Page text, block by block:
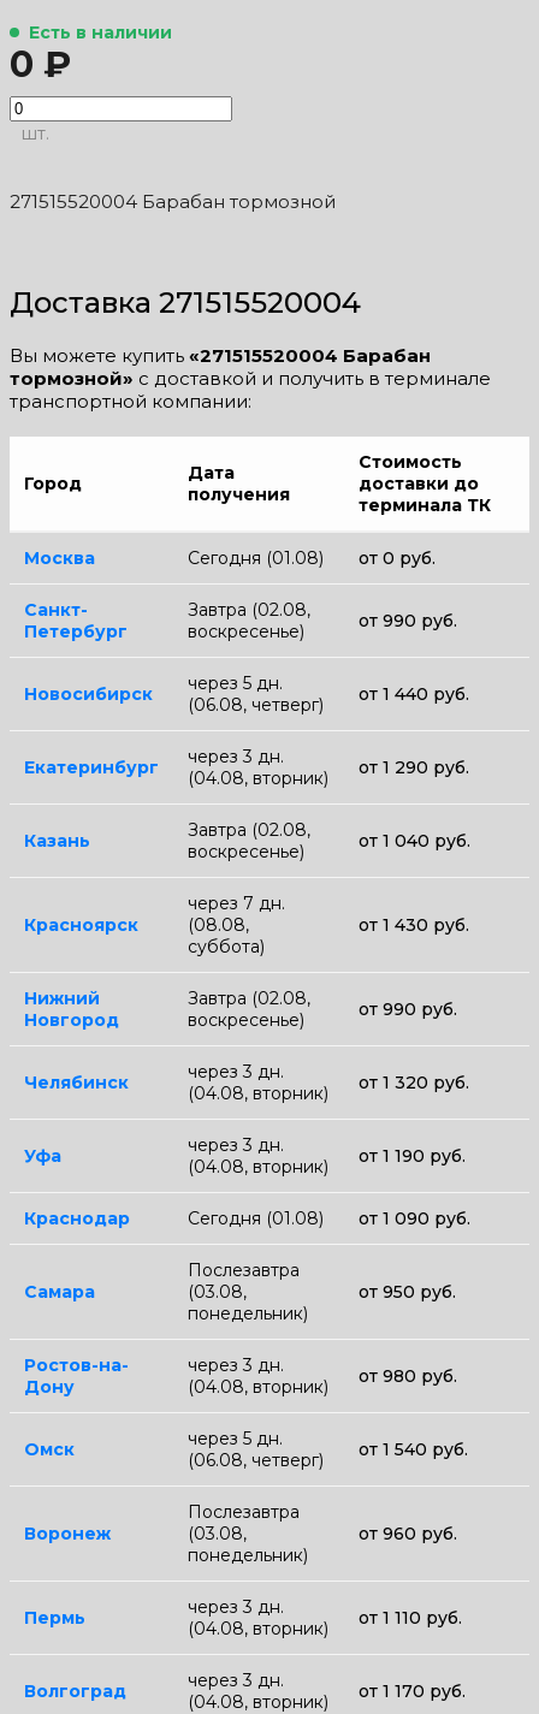
Есть в наличии
0 ₽
шт.
271515520004 Барабан тормозной
Доставка 271515520004
Вы можете купить «271515520004 Барабан
тормозной» с доставкой и получить в терминале
транспортной компании:
Город
Дата
получения
Стоимость
доставки до
терминала ТК
Москва Сегодня (01.08) от 0 руб.
Санкт-
Петербург
Завтра (02.08,
воскресенье)
от 990 руб.
Новосибирск
через 5 дн.
(06.08, четверг)
от 1 440 руб.
Екатеринбург
через 3 дн.
(04.08, вторник)
от 1 290 руб.
Казань
Завтра (02.08,
воскресенье)
от 1 040 руб.
Красноярск
через 7 дн.
(08.08,
суббота)
от 1 430 руб.
Нижний
Новгород
Завтра (02.08,
воскресенье)
от 990 руб.
Челябинск
через 3 дн.
(04.08, вторник)
от 1 320 руб.
Уфа
через 3 дн.
(04.08, вторник)
от 1 190 руб.
Краснодар Сегодня (01.08) от 1 090 руб.
Самара
Послезавтра
(03.08,
понедельник)
от 950 руб.
Ростов-на-
Дону
через 3 дн.
(04.08, вторник)
от 980 руб.
Омск
через 5 дн.
(06.08, четверг)
от 1 540 руб.
Воронеж
Послезавтра
(03.08,
понедельник)
от 960 руб.
Пермь
через 3 дн.
(04.08, вторник)
от 1 110 руб.
Волгоград
через 3 дн.
(04.08, вторник)
от 1 170 руб.